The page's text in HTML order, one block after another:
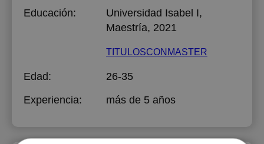
Educación: Universidad Isabel I,
Maestría, 2021
TITULOSCONMASTER
Edad:
26-35
Experiencia:
más de 5 años